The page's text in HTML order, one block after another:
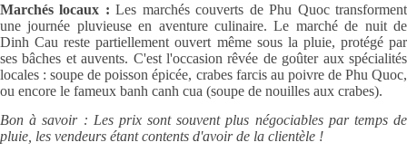
Marchés locaux : Les marchés couverts de Phu Quoc transforment
une journée pluvieuse en aventure culinaire. Le marché de nuit de
Dinh Cau reste partiellement ouvert même sous la pluie, protégé par
ses bâches et auvents. C'est l'occasion rêvée de goûter aux spécialités
locales : soupe de poisson épicée, crabes farcis au poivre de Phu Quoc,
ou encore le fameux banh canh cua (soupe de nouilles aux crabes).
Bon à savoir : Les prix sont souvent plus négociables par temps de
pluie, les vendeurs étant contents d'avoir de la clientèle !